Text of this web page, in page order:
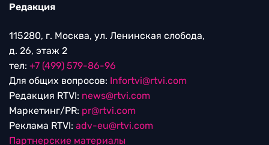
Редакция
115280, г. Москва, ул. Ленинская слобода,
д. 26, этаж 2
тел: +7 (499) 579-86-96
Для общих вопросов: Infortvi@rtvi.com
Редакция RTVI: news@rtvi.com
Маркетинг/PR: pr@rtvi.com
Реклама RTVI: adv-eu@rtvi.com
Партнерские материалы